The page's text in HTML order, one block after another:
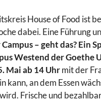
House of Food ist
dabei. Eine Führung
Campus – geht das? Ein
Westend der Goethe
Mai ab 14 Uhrmit der
kann, an dem Essen
Frische und